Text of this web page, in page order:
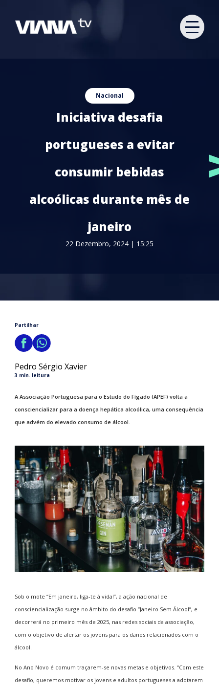
Nacional
Iniciativa desafia
portugueses a evitar
consumir bebidas
alcoólicas durante mês de
janeiro
22 Dezembro, 2024 | 15:25
Partilhar
Pedro Sérgio Xavier
3 min. leitura
A Associação Portuguesa para o Estudo do Fígado (APEF) volta a
consciencializar para a doença hepática alcoólica, uma consequência
que advém do elevado consumo de álcool.
Sob o mote “Em janeiro, liga-te à vida!”, a ação nacional de
consciencialização surge no âmbito do desafio “Janeiro Sem Álcool”, e
decorrerá no primeiro mês de 2025, nas redes sociais da associação,
com o objetivo de alertar os jovens para os danos relacionados com o
álcool.
No Ano Novo é comum traçarem-se novas metas e objetivos. “Com este
desafio, queremos motivar os jovens e adultos portugueses a adotarem